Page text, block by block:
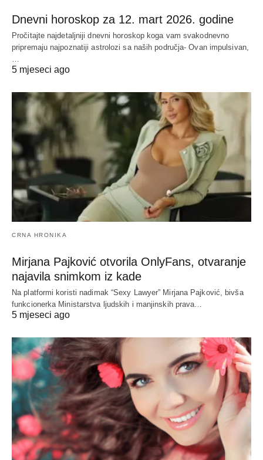
Dnevni horoskop za 12. mart 2026. godine
Pročitajte najdetaljniji dnevni horoskop koga vam svakodnevno
pripremaju najpoznatiji astrolozi sa naših područja- Ovan impulsivan,
5 mjeseci ago
CRNA HRONIKA
Mirjana Pajković otvorila OnlyFans, otvaranje
najavila snimkom iz kade
Na platformi koristi nadimak “Sexy Lawyer” Mirjana Pajković, bivša
funkcionerka Ministarstva ljudskih i manjinskih prava…
5 mjeseci ago